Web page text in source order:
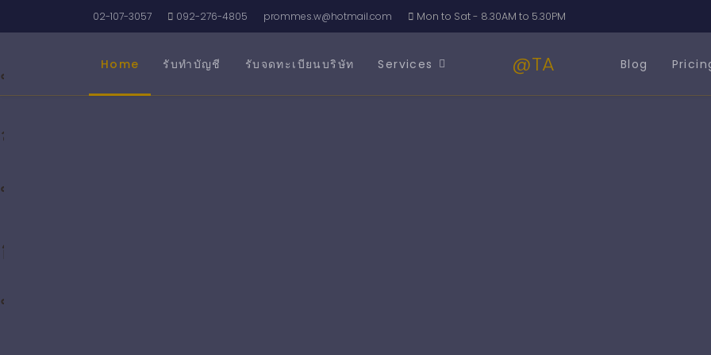
02-107-3057 092-276-4805 prommes.w@hotmail.com Mon to Sat - 8.30AM to 5.30PM
Home รับทำบัญชี รับจดทะเบียนบริษัท Services @TA Blog
รับจดทะเบียนบริษัท บริการด้านบัญชีและภาษีอากร
บริการ
จด
ทะเบียน
ธุรกิจ
บริการ